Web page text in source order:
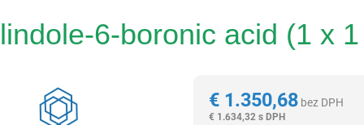
6-boronic acid (1 x
€1.350,68 bez DPH
€ 1.634,32 s DPH